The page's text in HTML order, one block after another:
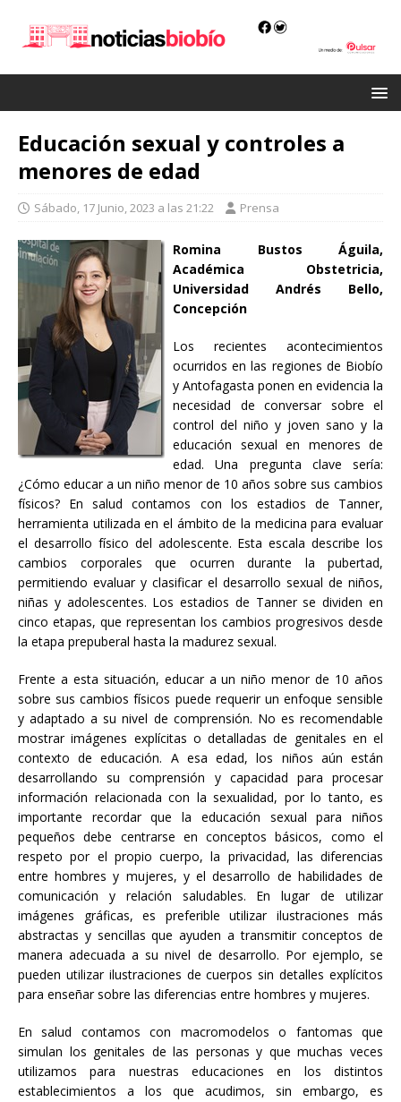
Educación sexual y controles a
menores de edad
Sábado, 17 Junio, 2023 a las 21:22 Prensa
Romina Bustos Águila,
Académica Obstetricia,
Universidad Andrés Bello,
Concepción
Los recientes acontecimientos
ocurridos en las regiones de Biobío
y Antofagasta ponen en evidencia la
necesidad de conversar sobre el
control del niño y joven sano y la
educación sexual en menores de
edad. Una pregunta clave sería:
¿Cómo educar a un niño menor de 10 años sobre sus cambios
físicos? En salud contamos con los estadios de Tanner,
herramienta utilizada en el ámbito de la medicina para evaluar
el desarrollo físico del adolescente. Esta escala describe los
cambios corporales que ocurren durante la pubertad,
permitiendo evaluar y clasificar el desarrollo sexual de niños,
niñas y adolescentes. Los estadios de Tanner se dividen en
cinco etapas, que representan los cambios progresivos desde
la etapa prepuberal hasta la madurez sexual.
Frente a esta situación, educar a un niño menor de 10 años
sobre sus cambios físicos puede requerir un enfoque sensible
y adaptado a su nivel de comprensión. No es recomendable
mostrar imágenes explícitas o detalladas de genitales en el
contexto de educación. A esa edad, los niños aún están
desarrollando su comprensión y capacidad para procesar
información relacionada con la sexualidad, por lo tanto, es
importante recordar que la educación sexual para niños
pequeños debe centrarse en conceptos básicos, como el
respeto por el propio cuerpo, la privacidad, las diferencias
entre hombres y mujeres, y el desarrollo de habilidades de
comunicación y relación saludables. En lugar de utilizar
imágenes gráficas, es preferible utilizar ilustraciones más
abstractas y sencillas que ayuden a transmitir conceptos de
manera adecuada a su nivel de desarrollo. Por ejemplo, se
pueden utilizar ilustraciones de cuerpos sin detalles explícitos
para enseñar sobre las diferencias entre hombres y mujeres.
En salud contamos con macromodelos o fantomas que
simulan los genitales de las personas y que muchas veces
utilizamos para nuestras educaciones en los distintos
establecimientos a los que acudimos, sin embargo, es